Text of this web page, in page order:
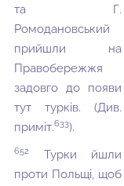
та Г.
Ромодановський
прийшли на
Правобережжя
задовго до появи
тут турків. (Див.
приміт.633).
652
Турки йшли
проти Польщі, щоб